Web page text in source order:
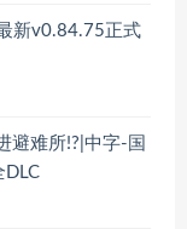
新v0.84.75正式
避难所!?|中字-国